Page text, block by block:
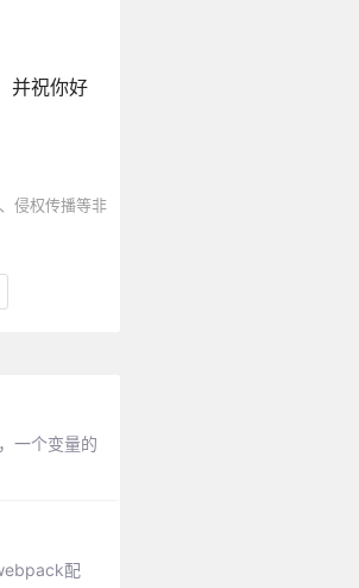
并祝你好
侵权传播等非
一个变量的
配